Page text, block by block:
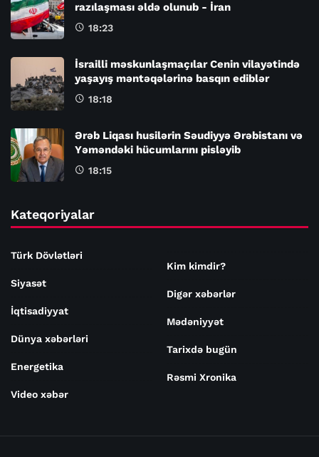
razılaşması əldə olunub - İran
18:23
İsrailli məskunlaşmaçılar Cenin vilayətində
yaşayış məntəqələrinə basqın ediblər
18:18
Ərəb Liqası husilərin Səudiyyə Ərəbistanı və
Yəməndəki hücumlarını pisləyib
18:15
Kateqoriyalar
Türk Dövlətləri
Siyasət
İqtisadiyyat
Dünya xəbərləri
Energetika
Video xəbər
Kim kimdir?
Digər xəbərlər
Mədəniyyət
Tarixdə bugün
Rəsmi Xronika